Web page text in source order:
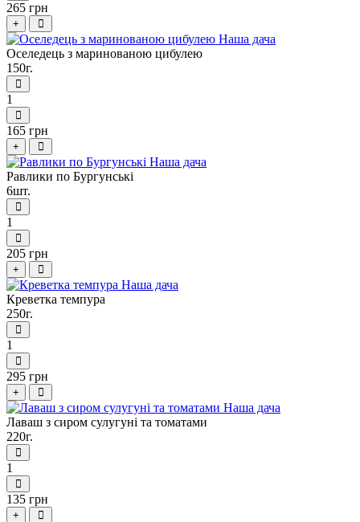
265 грн
+
Оселедець з маринованою цибулею
150г.
1
165 грн
+
Равлики по Бургунські
6шт.
1
205 грн
+
Креветка темпура
250г.
1
295 грн
+
Лаваш з сиром сулугуні та томатами
220г.
1
135 грн
+